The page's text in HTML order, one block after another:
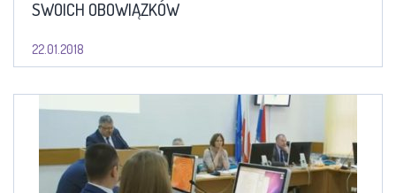
SWOICH OBOWIĄZKÓW
22.01.2018